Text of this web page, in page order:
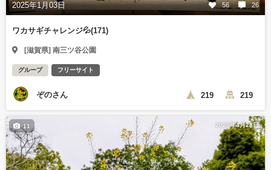
2025年1月03日 56 26
ワカサギチャレンジ💦(171)
[滋賀県] 南三ツ谷公園
グループ フリーサイト
ぞのさん 219 219
2025年4月28日
11